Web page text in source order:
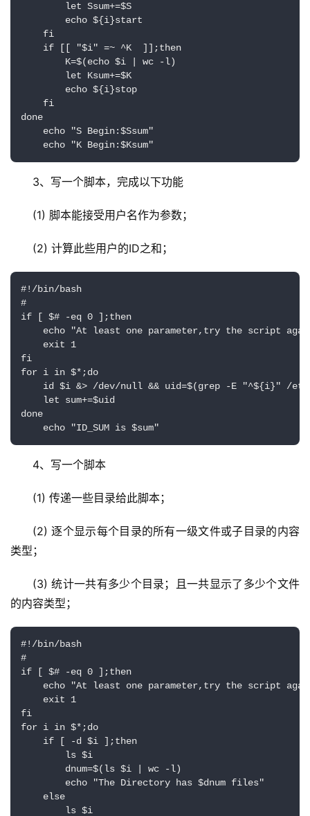
let Ssum+=$S
echo ${i}start
fi
if [[ "$i" =~ ^K  ]];then
K=$(echo $i | wc -l)
let Ksum+=$K
echo ${i}stop
fi
done
echo "S Begin:$Ssum"
echo "K Begin:$Ksum"
3、写一个脚本，完成以下功能
(1) 脚本能接受用户名作为参数；
(2) 计算此些用户的ID之和；
#!/bin/bash
#
if [ $# -eq 0 ];then
echo "At least one parameter,try the script
exit 1
fi
for i in $*;do
id $i &> /dev/null && uid=$(grep -E "^${i}" /
let sum+=$uid
done
echo "ID_SUM is $sum"
4、写一个脚本
(1) 传递一些目录给此脚本；
(2) 逐个显示每个目录的所有一级文件或子目录的内容
类型；
(3) 统计一共有多少个目录；且一共显示了多少个文件
的内容类型；
#!/bin/bash
#
if [ $# -eq 0 ];then
echo "At least one parameter,try the script
exit 1
fi
for i in $*;do
if [ -d $i ];then
ls $i
dnum=$(ls $i | wc -l)
echo "The Directory has $dnum files"
else
ls $i